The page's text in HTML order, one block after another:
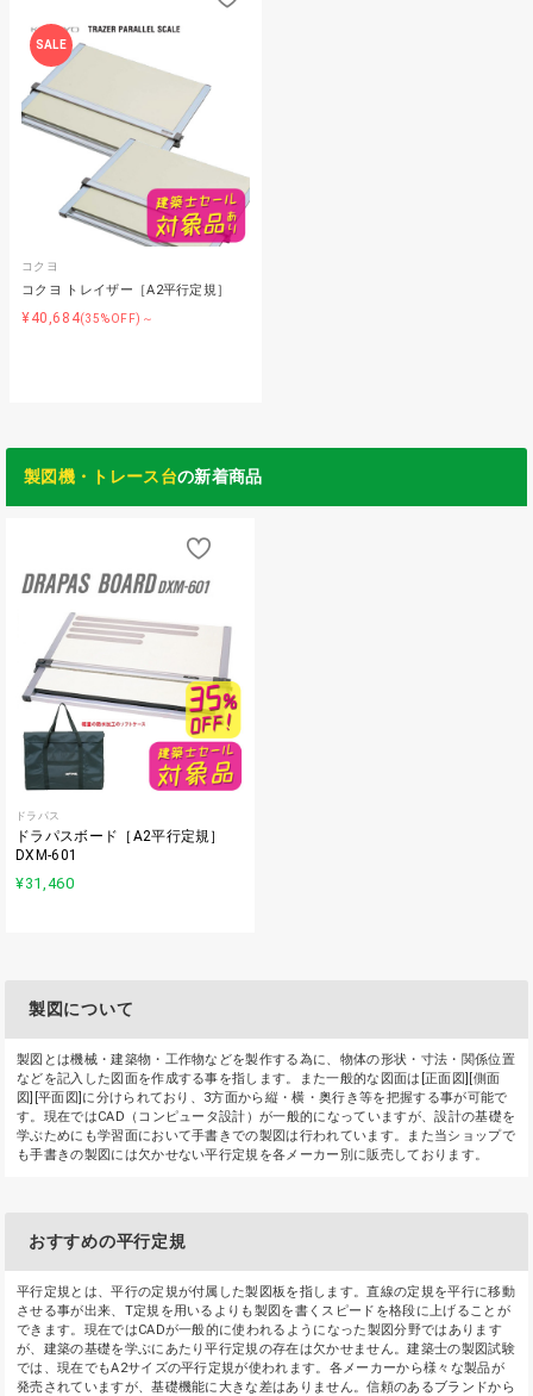
SALE
コクヨ
コクヨ トレイザー［A2平行定規］
¥40,684(35%OFF)～
製図機・トレース台の新着商品
ドラパス
ドラパスボード［A2平行定規］
DXM-601
¥31,460
製図について
製図とは機械・建築物・工作物などを製作する為に、物体の形状・寸法・関係位置
などを記入した図面を作成する事を指します。また一般的な図面は[正面図][側面
図][平面図]に分けられており、3方面から縦・横・奥行き等を把握する事が可能で
す。現在ではCAD（コンピュータ設計）が一般的になっていますが、設計の基礎を
学ぶためにも学習面において手書きでの製図は行われています。また当ショップで
も手書きの製図には欠かせない平行定規を各メーカー別に販売しております。
おすすめの平行定規
平行定規とは、平行の定規が付属した製図板を指します。直線の定規を平行に移動
させる事が出来、T定規を用いるよりも製図を書くスピードを格段に上げることが
できます。現在ではCADが一般的に使われるようになった製図分野ではあります
が、建築の基礎を学ぶにあたり平行定規の存在は欠かせません。建築士の製図試験
では、現在でもA2サイズの平行定規が使われます。各メーカーから様々な製品が
発売されていますが、基礎機能に大きな差はありません。信頼のあるブランドから